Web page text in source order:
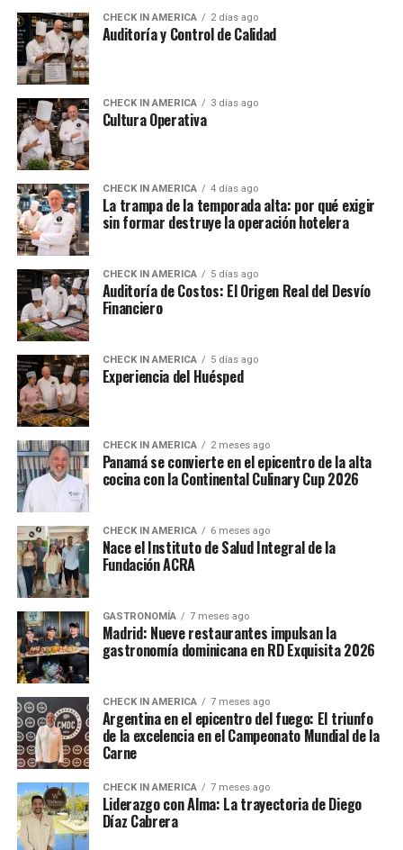
CHECK IN AMERICA 2 días ago
Auditoría y Control de Calidad
CHECK IN AMERICA 3 días ago
Cultura Operativa
CHECK IN AMERICA 4 días ago
La trampa de la temporada alta: por qué exigir
sin formar destruye la operación hotelera
CHECK IN AMERICA 5 días ago
Auditoría de Costos: El Origen Real del Desvío
Financiero
CHECK IN AMERICA 5 días ago
Experiencia del Huésped
CHECK IN AMERICA 2 meses ago
Panamá se convierte en el epicentro de la alta
cocina con la Continental Culinary Cup 2026
CHECK IN AMERICA 6 meses ago
Nace el Instituto de Salud Integral de la
Fundación ACRA
GASTRONOMÍA 7 meses ago
Madrid: Nueve restaurantes impulsan la
gastronomía dominicana en RD Exquisita 2026
CHECK IN AMERICA 7 meses ago
Argentina en el epicentro del fuego: El triunfo
de la excelencia en el Campeonato Mundial de la
Carne
CHECK IN AMERICA 7 meses ago
Liderazgo con Alma: La trayectoria de Diego
Díaz Cabrera